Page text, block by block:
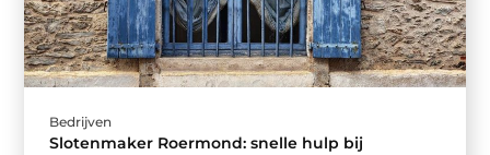
Bedrijven
Slotenmaker Roermond: snelle hulp bij